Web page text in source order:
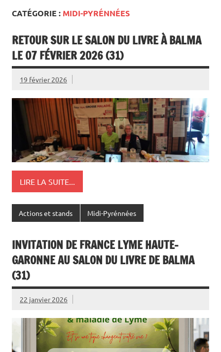
CATÉGORIE : MIDI-PYRÉNNÉES
RETOUR SUR LE SALON DU LIVRE À BALMA
LE 07 FÉVRIER 2026 (31)
19 février 2026
LIRE LA SUITE...
Actions et stands Midi-Pyrénnées
INVITATION DE FRANCE LYME HAUTE-
GARONNE AU SALON DU LIVRE DE BALMA
(31)
22 janvier 2026